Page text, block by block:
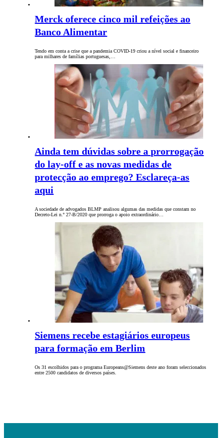
Merck oferece cinco mil refeições ao
Banco Alimentar
Tendo em conta a crise que a pandemia COVID-19 criou a nível social e financeiro
para milhares de famílias portuguesas,…
Ainda tem dúvidas sobre a prorrogação
do lay-off e as novas medidas de
protecção ao emprego? Esclareça-as
aqui
A sociedade de advogados BLMP analisou algumas das medidas que constam no
Decreto-Lei n.º 27-B/2020 que prorroga o apoio extraordinário…
Siemens recebe estagiários europeus
para formação em Berlim
Os 31 escolhidos para o programa Europeans@Siemens deste ano foram seleccionados
entre 2500 candidatos de diversos países.